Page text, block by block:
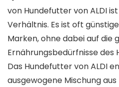
von Hundefutter von ALDI
Verhältnis. Es ist oft
Marken, ohne dabei auf die
Ernährungsbedürfnisse des
Das Hundefutter von ALDI
ausgewogene Mischung